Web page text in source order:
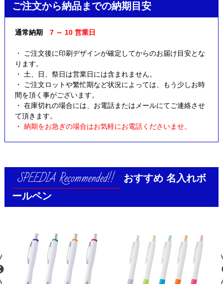
ご注文から納品までの納期目安
通常納期 7 ～ 10 営業日
・ ご注文後に印刷デザインが確定してからのお届け目安とな
ります。
・ 土、日、祭日は営業日には含まれません。
・ ご注文ロットや繁忙期など状況によっては、もう少しお時
間を頂く事がございます。
・ 在庫切れの場合には、お電話またはメールにてご連絡させ
て頂きます。
・ 納期をお急ぎの場合はお気軽にお電話くださいませ。
おすすめ 名入れボ
ールペン